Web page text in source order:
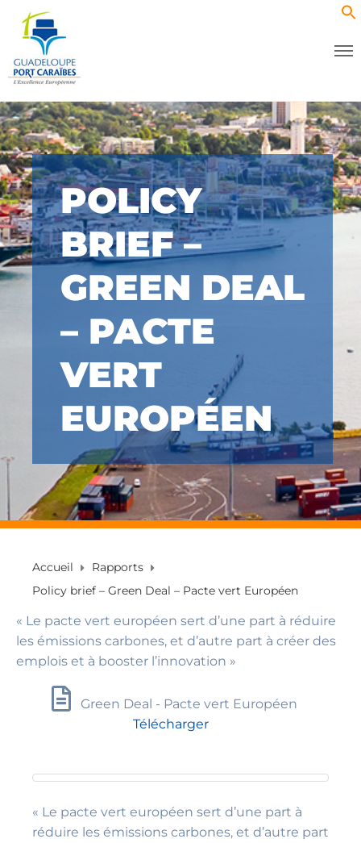
POLICY
BRIEF –
GREEN DEAL
– PACTE
VERT
EUROPÉEN
Accueil
Rapports
Policy brief – Green Deal – Pacte vert Européen
« Le pacte vert européen sert d’une part à réduire
les émissions carbones, et d’autre part à créer des
emplois et à booster l’innovation »
Green Deal - Pacte vert Européen
Télécharger
« Le pacte vert européen sert d’une part à
réduire les émissions carbones, et d’autre part